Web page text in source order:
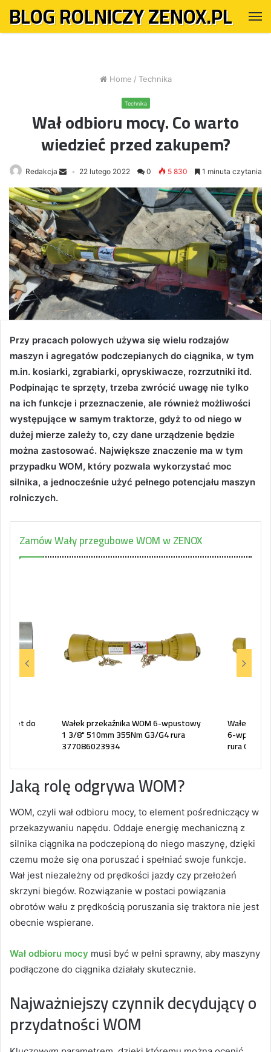
BLOG ROLNICZY ZENOX.PL
Home / Technika
Technika
Wał odbioru mocy. Co warto
wiedzieć przed zakupem?
Redakcja 22 lutego 2022 0 5 830 1 minuta czytania
Przy pracach polowych używa się wielu rodzajów
maszyn i agregatów podczepianych do ciągnika, w tym
m.in. kosiarki, zgrabiarki, opryskiwacze, rozrzutniki itd.
Podpinając te sprzęty, trzeba zwrócić uwagę nie tylko
na ich funkcje i przeznaczenie, ale również możliwości
występujące w samym traktorze, gdyż to od niego w
dużej mierze zależy to, czy dane urządzenie będzie
można zastosować. Największe znaczenie ma w tym
przypadku WOM, który pozwala wykorzystać moc
silnika, a jednocześnie użyć pełnego potencjału maszyn
rolniczych.
Zamów Wały przegubowe WOM w ZENOX
do Wałek przekaźnika WOM 6-wpustowy
1 3/8" 510mm 355Nm G3/G4 rura
377086023934
Wałek
6-
rura G1/G2
Jaką rolę odgrywa WOM?
WOM, czyli wał odbioru mocy, to element pośredniczący w
przekazywaniu napędu. Oddaje energię mechaniczną z
silnika ciągnika na podczepioną do niego maszynę, dzięki
czemu może się ona poruszać i spełniać swoje funkcje.
Wał jest niezależny od prędkości jazdy czy przełożeń
skrzyni biegów. Rozwiązanie w postaci powiązania
obrotów wału z prędkością poruszania się traktora nie jest
obecnie wspierane.
Wał odbioru mocy musi być w pełni sprawny, aby maszyny
podłączone do ciągnika działały skutecznie.
Najważniejszy czynnik decydujący o
przydatności WOM